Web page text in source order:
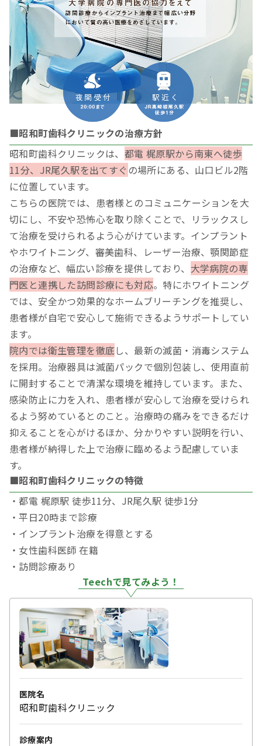
■昭和町歯科クリニックの治療方針
昭和町歯科クリニックは、 都電 梶原駅から南東へ徒歩
11分、JR尾久駅を出てすぐ の場所にある、山口ビル2階
に位置しています。
こちらの医院では、患者様とのコミュニケーションを大
切にし、不安や恐怖心を取り除くことで、リラックスし
て治療を受けられるよう心がけています。インプラント
やホワイトニング、審美歯科、レーザー治療、顎関節症
の治療など、幅広い診療を提供しており、 大学病院の専
門医と連携した訪問診療にも対応。特にホワイトニング
では、安全かつ効果的なホームブリーチングを推奨し、
患者様が自宅で安心して施術できるようサポートしてい
ます。
院内では衛生管理を徹底 し、最新の滅菌・消毒システム
を採用。治療器具は滅菌パックで個別包装し、使用直前
に開封することで清潔な環境を維持しています。また、
感染防止に力を入れ、患者様が安心して治療を受けられ
るよう努めているとのこと。治療時の痛みをできるだけ
抑えることを心がけるほか、分かりやすい説明を行い、
患者様が納得した上で治療に臨めるよう配慮していま
す。
■昭和町歯科クリニックの特徴
・都電 梶原駅 徒歩11分、JR尾久駅 徒歩1分
・平日20時まで診療
・インプラント治療を得意とする
・女性歯科医師 在籍
・訪問診療あり
Teechで見てみよう！
医院名
昭和町歯科クリニック
診療案内